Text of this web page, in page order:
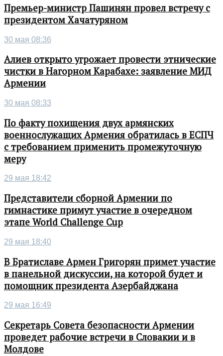
Премьер-министр Пашинян провел встречу с
президентом Хачатуряном
30 мая 08:36
Алиев открыто угрожает провести этнические
чистки в Нагорном Карабахе: заявление МИД
Армении
30 мая 08:33
По факту похищения двух армянских
военнослужащих Армения обратилась в ЕСПЧ
с требованием применить промежуточную
меру
29 мая 18:42
Представители сборной Армении по
гимнастике примут участие в очередном
этапе World Challenge Cup
29 мая 18:40
В Братиславе Армен Григорян примет участие
в панельной дискуссии, на которой будет и
помощник президента Азербайджана
29 мая 16:49
Секретарь Совета безопасности Армении
проведет рабочие встречи в Словакии и в
Молдове